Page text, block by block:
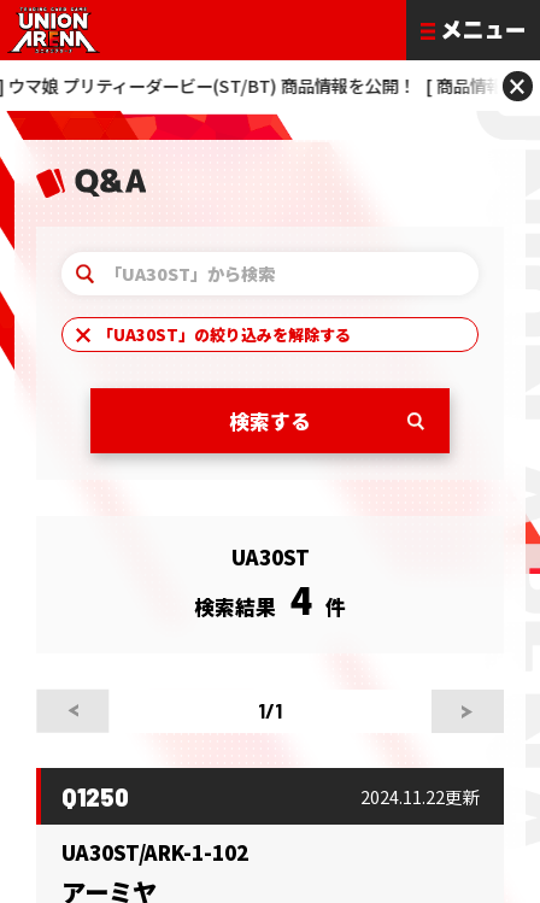
リティーダービー(ST/BT) 商品情報を公開！ [ 商品情報 ] 僕のヒー×
「UA30ST」の絞り込みを解除する
UA30ST
検索結果 4 件
1/1
Q1250 2024.11.22更新
UA30ST/ARK-1-102
アーミヤ